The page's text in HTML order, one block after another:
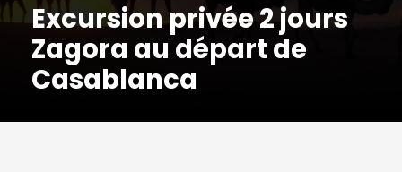
Excursion privée 2 jours
Zagora au départ de
Casablanca